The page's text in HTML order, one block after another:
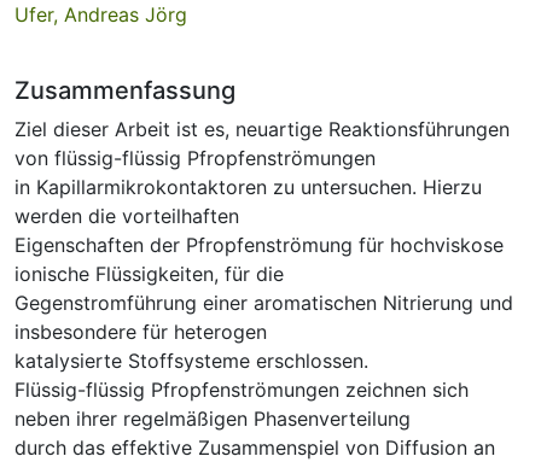
Ufer, Andreas Jörg
Zusammenfassung
Ziel dieser Arbeit ist es, neuartige Reaktionsführungen
von flüssig-flüssig Pfropfenströmungen
in Kapillarmikrokontaktoren zu untersuchen. Hierzu
werden die vorteilhaften
Eigenschaften der Pfropfenströmung für hochviskose
ionische Flüssigkeiten, für die
Gegenstromführung einer aromatischen Nitrierung und
insbesondere für heterogen
katalysierte Stoffsysteme erschlossen.
Flüssig-flüssig Pfropfenströmungen zeichnen sich
neben ihrer regelmäßigen Phasenverteilung
durch das effektive Zusammenspiel von Diffusion an